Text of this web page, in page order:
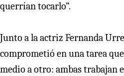
querrían tocarlo”.
Junto a la actriz Fernanda
comprometió en una tarea
medio a otro: ambas trabajan